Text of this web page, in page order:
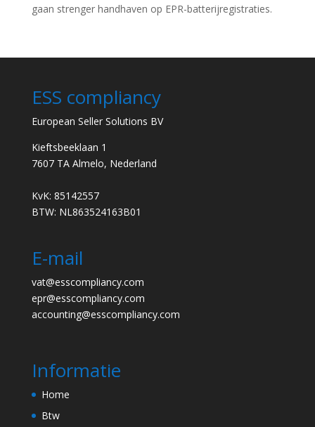
gaan strenger handhaven op EPR-batterijregistraties.
ESS compliancy
European Seller Solutions BV
Kieftsbeeklaan 1
7607 TA Almelo, Nederland
KvK: 85142557
BTW: NL863524163B01
E-mail
vat@esscompliancy.com
epr@esscompliancy.com
accounting@esscompliancy.com
Informatie
Home
Btw